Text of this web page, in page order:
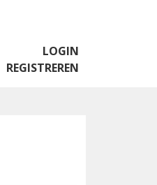
LOGIN
REGISTREREN